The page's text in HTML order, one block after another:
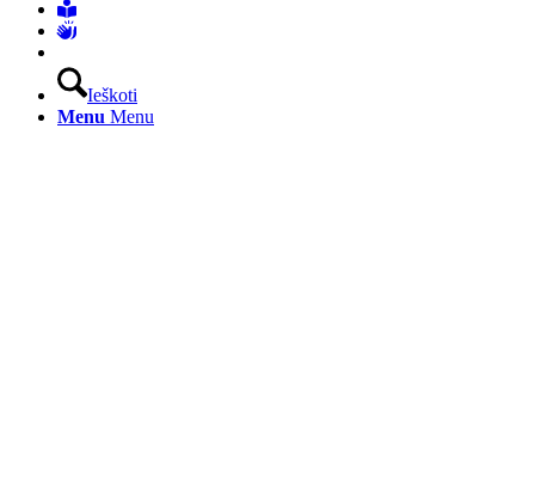
Ieškoti
Menu Menu